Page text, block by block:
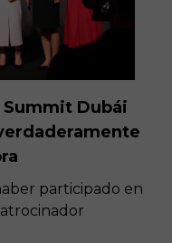
Summit Dubái
participado en